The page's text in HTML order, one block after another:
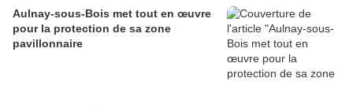
Aulnay-sous-Bois met tout en œuvre
pour la protection de sa zone
pavillonnaire